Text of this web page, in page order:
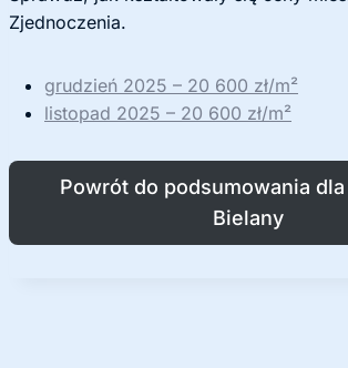
Zjednoczenia.
grudzień 2025 – 20 600 zł/m²
listopad 2025 – 20 600 zł/m²
Powrót do podsumowania
Bielany